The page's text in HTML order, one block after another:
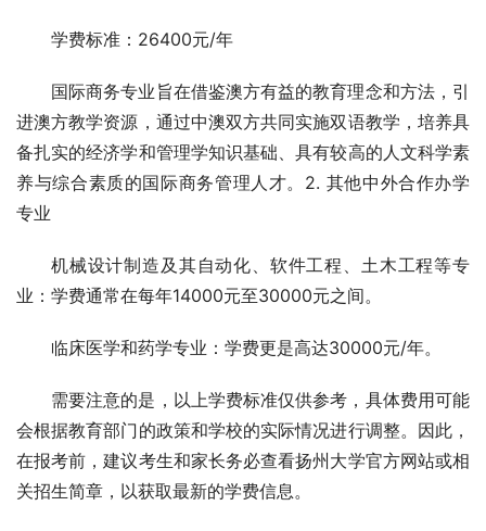
学费标准：26400元/年
国际商务专业旨在借鉴澳方有益的教育理念和方法，引
进澳方教学资源，通过中澳双方共同实施双语教学，培养具
备扎实的经济学和管理学知识基础、具有较高的人文科学素
养与综合素质的国际商务管理人才。2. 其他中外合作办学
专业
机械设计制造及其自动化、软件工程、土木工程等专
业：学费通常在每年14000元至30000元之间。
临床医学和药学专业：学费更是高达30000元/年。
需要注意的是，以上学费标准仅供参考，具体费用可能
会根据教育部门的政策和学校的实际情况进行调整。因此，
在报考前，建议考生和家长务必查看扬州大学官方网站或相
关招生简章，以获取最新的学费信息。